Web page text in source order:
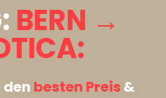
BERN →
den besten Preis&